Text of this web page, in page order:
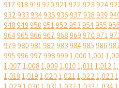
917918919920921922923924
932933934935936937938939
948949950951952953954955956
964965966967968969970971
979980981982983984985986
9959969979989991,0001,001
1,0071,0081,0091,0101,0111,012
1,0181,0191,0201,0211,0221,023